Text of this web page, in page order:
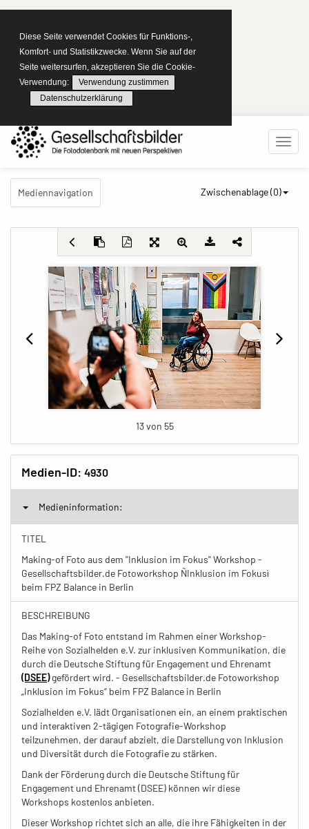
Diese Seite verwendet Cookies für Funktions-,
Komfort- und Statistikzwecke. Wenn Sie auf der
Seite weitersurfen, akzeptieren Sie die Cookie-
Verwendung:
Verwendung zustimmen
Datenschutzerklärung
Mediennavigation Zwischenablage (0)
13 von 55
Medien-ID: 4930
Medieninformation:
TITEL
Making-of Foto aus dem "Inklusion im Fokus" Workshop -
Gesellschaftsbilder.de Fotoworkshop ÑInklusion im Fokusì
beim FPZ Balance in Berlin
BESCHREIBUNG
Das Making-of Foto entstand im Rahmen einer Workshop-
Reihe von Sozialhelden e.V. zur inklusiven Kommunikation, die
durch die Deutsche Stiftung für Engagement und Ehrenamt
(DSEE)gefördert wird. - Gesellschaftsbilder.de Fotoworkshop
„Inklusion im Fokus“ beim FPZ Balance in Berlin
Sozialhelden e.V. lädt Organisationen ein, an einem praktischen
und interaktiven 2-tägigen Fotografie-Workshop
teilzunehmen, der darauf abzielt, die Darstellung von Inklusion
und Diversität durch die Fotografie zu stärken.
Dank der Förderung durch die Deutsche Stiftung für
Engagement und Ehrenamt (DSEE) können wir diese
Workshops kostenlos anbieten.
Dieser Workshop richtet sich an alle, die ihre Fähigkeiten in der